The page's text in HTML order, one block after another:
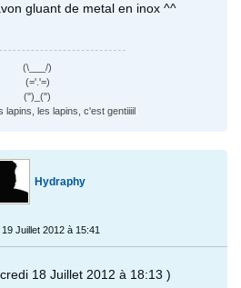
gluant de metal en inox ^^
(\___/)
(='.'=)
(")_(")
lapins, les lapins, c'est gentiiiil
Hydraphy
Juillet 2012 à 15:41
18 Juillet 2012 à 18:13 )